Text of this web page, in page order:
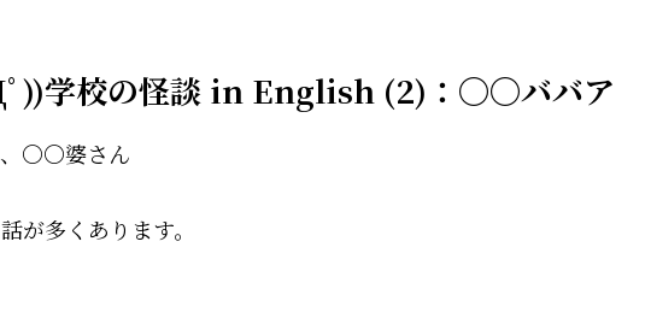
ﾟ))学校の怪談 in English (2)：〇〇ババア
〇〇婆さん
が多くあります。